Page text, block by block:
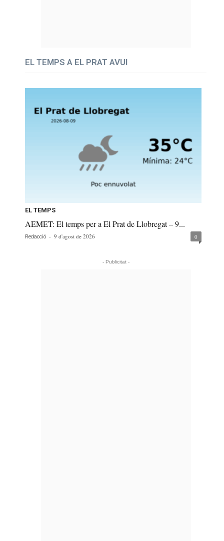
EL TEMPS A EL PRAT AVUI
EL TEMPS
AEMET: El temps per a El Prat de Llobregat – 9...
Redacció - 9 d'agost de 2026 0
- Publicitat -